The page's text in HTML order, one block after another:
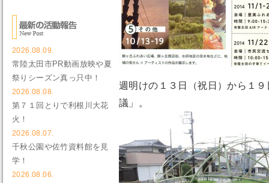
週明けの１３日（祝日）から１
議」。
2026.08.09.
常陸太田市PR動画放映や夏
祭りシーズン真っ只中！
2026.08.08.
第７１回とりで利根川大花
火！
2026.08.07.
千秋公園や佐竹資料館を見
学！
2026.08.06.